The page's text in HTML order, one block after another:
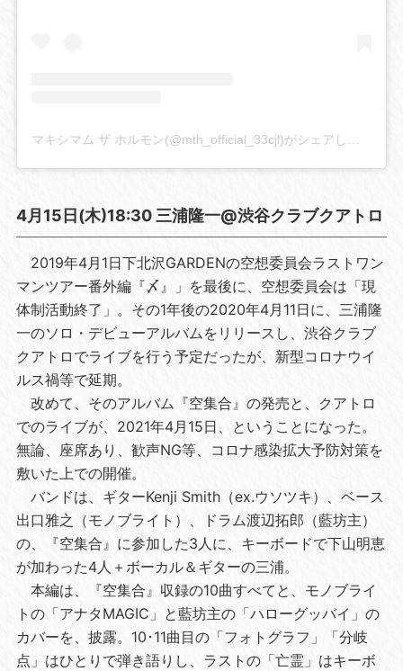
マキシマム ザ ホルモン(@mth_official_33cjl)がシェアした投稿
4月15日(木)18:30 三浦隆一@渋谷クラブクアトロ
2019年4月1日下北沢GARDENの空想委員会ラストワン
マンツアー番外編『〆』」を最後に、空想委員会は「現
体制活動終了」。その1年後の2020年4月11日に、三浦隆
一のソロ・デビューアルバムをリリースし、渋谷クラブ
クアトロでライブを行う予定だったが、新型コロナウイ
ルス禍等で延期。
改めて、そのアルバム『空集合』の発売と、クアトロ
でのライブが、2021年4月15日、ということになった。
無論、座席あり、歓声NG等、コロナ感染拡大予防対策を
敷いた上での開催。
バンドは、ギターKenji Smith（ex.ウソツキ）、ベース
出口雅之（モノブライト）、ドラム渡辺拓郎（藍坊主）
の、『空集合』に参加した3人に、キーボードで下山明恵
が加わった4人＋ボーカル＆ギターの三浦。
本編は、『空集合』収録の10曲すべてと、モノブライ
トの「アナタMAGIC」と藍坊主の「ハローグッバイ」の
カバーを、披露。10･11曲目の「フォトグラフ」「分岐
点」はひとりで弾き語りし、ラストの「亡霊」はキーボ